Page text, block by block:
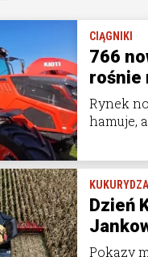
CIĄGNIKI
766
rośnie
Rynek
hamuje,
KUKURYDZA
Dzień
Pokazy